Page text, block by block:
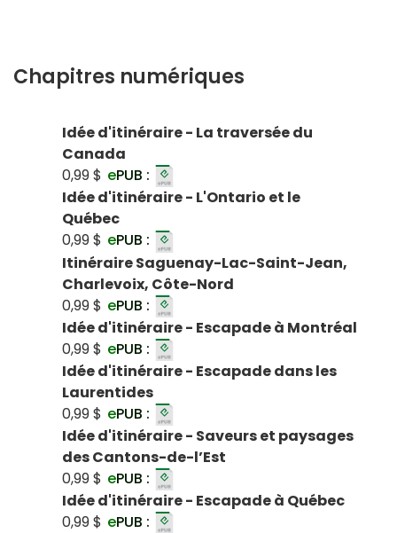
Chapitres numériques
Idée d'itinéraire - La traversée du
Canada
0,99 $ ePUB :
Idée d'itinéraire - L'Ontario et le
Québec
0,99 $ ePUB :
Itinéraire Saguenay-Lac-Saint-Jean,
Charlevoix, Côte-Nord
0,99 $ ePUB :
Idée d'itinéraire - Escapade à Montréal
0,99 $ ePUB :
Idée d'itinéraire - Escapade dans les
Laurentides
0,99 $ ePUB :
Idée d'itinéraire - Saveurs et paysages
des Cantons-de-l’Est
0,99 $ ePUB :
Idée d'itinéraire - Escapade à Québec
0,99 $ ePUB :